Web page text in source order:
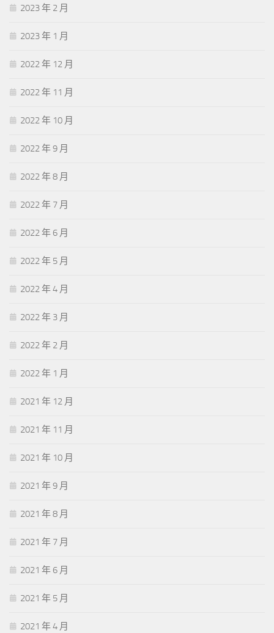
2023 年 2 月
2023 年 1 月
2022 年 12 月
2022 年 11 月
2022 年 10 月
2022 年 9 月
2022 年 8 月
2022 年 7 月
2022 年 6 月
2022 年 5 月
2022 年 4 月
2022 年 3 月
2022 年 2 月
2022 年 1 月
2021 年 12 月
2021 年 11 月
2021 年 10 月
2021 年 9 月
2021 年 8 月
2021 年 7 月
2021 年 6 月
2021 年 5 月
2021 年 4 月